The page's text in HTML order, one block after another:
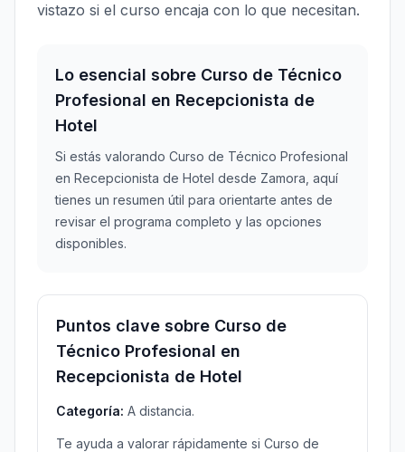
vistazo si el curso encaja con lo que necesitan.
Lo esencial sobre Curso de Técnico
Profesional en Recepcionista de
Hotel
Si estás valorando Curso de Técnico Profesional
en Recepcionista de Hotel desde Zamora, aquí
tienes un resumen útil para orientarte antes de
revisar el programa completo y las opciones
disponibles.
Puntos clave sobre Curso de
Técnico Profesional en
Recepcionista de Hotel
Categoría: A distancia.
Te ayuda a valorar rápidamente si Curso de